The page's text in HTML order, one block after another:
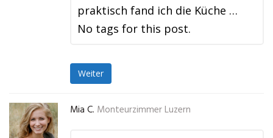
praktisch fand ich die Küche …
No tags for this post.
Weiter
Mia C. Monteurzimmer Luzern